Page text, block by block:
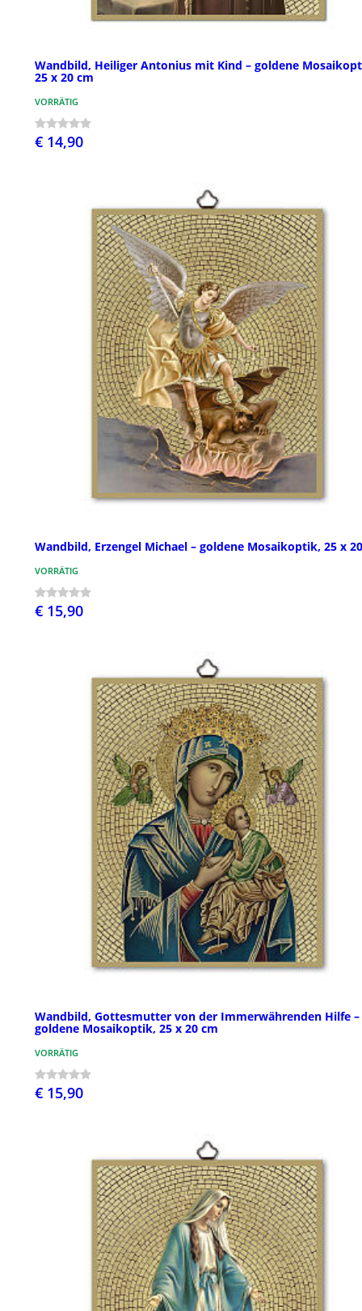
Wandbild, Heiliger Antonius mit Kind – goldene
25 x 20 cm
VORRÄTIG
€ 14,90
Wandbild, Erzengel Michael – goldene Mosaikoptik, 25 x
VORRÄTIG
€ 15,90
Wandbild, Gottesmutter von der Immerwährenden Hilfe –
goldene Mosaikoptik, 25 x 20 cm
VORRÄTIG
€ 15,90